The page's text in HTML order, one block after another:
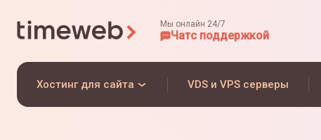
Мы онлайн 24/7
Чатс поддержкой
Хостинг для сайта VDS и VPS серверы